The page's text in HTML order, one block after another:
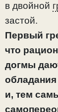
в двойной
застой.
Первый
что
догмы
и, тем